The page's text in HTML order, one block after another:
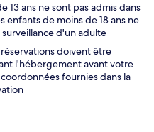
13 ans ne sont pas admis dans
enfants de moins de 18 ans ne
d'un adulte
réservations doivent être
l'hébergement avant votre
fournies dans la